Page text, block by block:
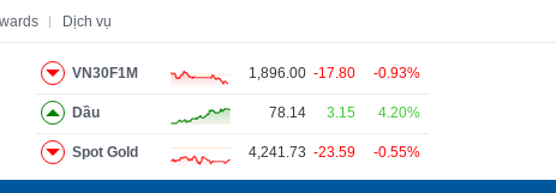
Dịch vụ
VN30F1M 1,896.00 -17.80 -0.93%
Dầu 78.14 3.15 4.20%
Spot Gold 4,241.73 -23.59 -0.55%
phân tích Thuật ngữ